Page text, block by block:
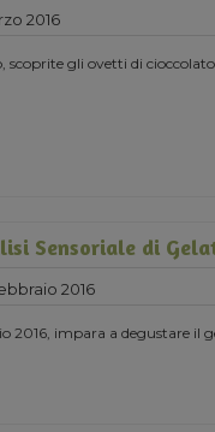
2016
scoprite gli ovetti di
Sensoriale di
2016
2016, impara a degustare il